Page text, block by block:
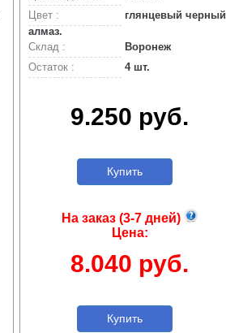
Цвет :
глянцевый черный
алмаз.
Склад :
Воронеж
Остаток :
4 шт.
9.250 руб.
Купить
На заказ (3-7 дней)
Цена:
8.040 руб.
Купить